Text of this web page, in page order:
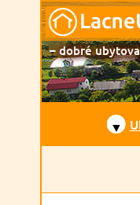
– dobré
▼